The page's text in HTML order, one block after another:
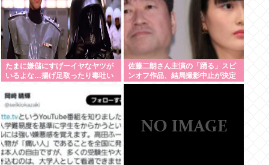
たまに嫌儲にすげーイヤなヤツが
いるよな…揚げ足取ったり毒吐い
佐藤二朗さん主演の「踊る」スピ
ンオフ作品、結局撮影中止が決定
www